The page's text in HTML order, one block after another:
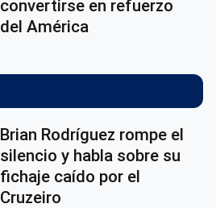
convertirse en refuerzo
del América
Brian Rodríguez rompe el
silencio y habla sobre su
fichaje caído por el
Cruzeiro